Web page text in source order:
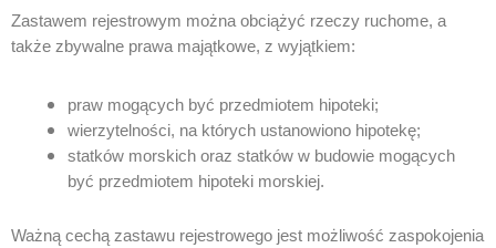
Zastawem rejestrowym można obciążyć rzeczy ruchome, a
także zbywalne prawa majątkowe, z wyjątkiem:
praw mogących być przedmiotem hipoteki;
wierzytelności, na których ustanowiono hipotekę;
statków morskich oraz statków w budowie mogących
być przedmiotem hipoteki morskiej.
Ważną cechą zastawu rejestrowego jest możliwość zaspokojenia